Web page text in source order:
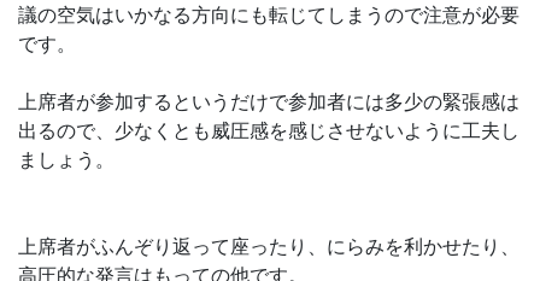
議の空気はいかなる方向にも転じてしまうので注意が必要
です。
上席者が参加するというだけで参加者には多少の緊張感は
出るので、少なくとも威圧感を感じさせないように工夫し
ましょう。
上席者がふんぞり返って座ったり、にらみを利かせたり、
高圧的な発言はもっての他です。